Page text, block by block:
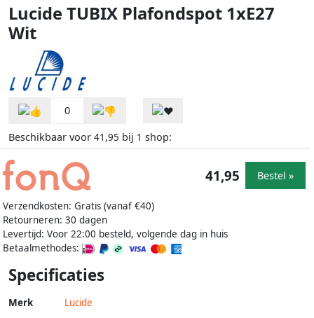
Lucide TUBIX Plafondspot 1xE27
Wit
0
Beschikbaar voor 41,95 bij 1 shop:
Verzendkosten: Gratis (vanaf €40)
Retourneren: 30 dagen
Levertijd: Voor 22:00 besteld, volgende dag in huis
Betaalmethodes:
41,95 Bestel »
Specificaties
Merk Lucide